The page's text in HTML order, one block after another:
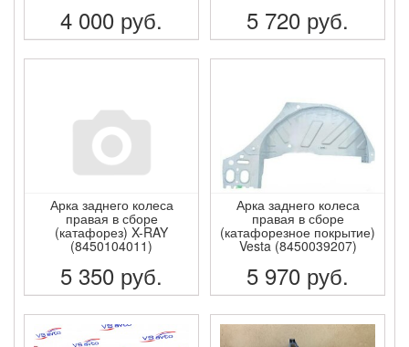
4 000 руб.
ПОДРОБНЕЕ
5 720 руб.
ПОДРОБНЕЕ
Арка заднего колеса
правая в сборе
(катафорез) X-RAY
(8450104011)
5 350 руб.
ПОДРОБНЕЕ
Арка заднего колеса
правая в сборе
(катафорезное покрытие)
Vesta (8450039207)
5 970 руб.
ПОДРОБНЕЕ